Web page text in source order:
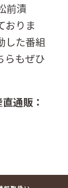
前漬
おりま
した番組
らもぜひ
通販：